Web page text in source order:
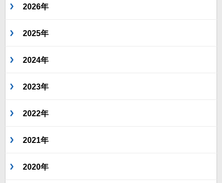
2026年
2025年
2024年
2023年
2022年
2021年
2020年